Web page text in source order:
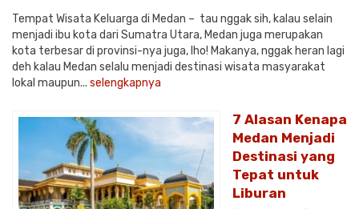
Tempat Wisata Keluarga di Medan – tau nggak sih, kalau selain
menjadi ibu kota dari Sumatra Utara, Medan juga merupakan
kota terbesar di provinsi-nya juga, lho! Makanya, nggak heran lagi
deh kalau Medan selalu menjadi destinasi wisata masyarakat
lokal maupun... selengkapnya
7 Alasan Kenapa
Medan Menjadi
Destinasi yang
Tepat untuk
Liburan